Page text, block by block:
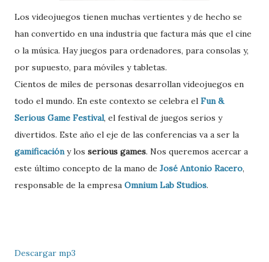
Los videojuegos tienen muchas vertientes y de hecho se
han convertido en una industria que factura más que el cine
o la música. Hay juegos para ordenadores, para consolas y,
por supuesto, para móviles y tabletas.
Cientos de miles de personas desarrollan videojuegos en
todo el mundo. En este contexto se celebra el Fun &
Serious Game Festival, el festival de juegos serios y
divertidos. Este año el eje de las conferencias va a ser la
gamificacióny los serious games. Nos queremos acercar a
este último concepto de la mano de José Antonio Racero,
responsable de la empresa Omnium Lab Studios.
Descargar mp3